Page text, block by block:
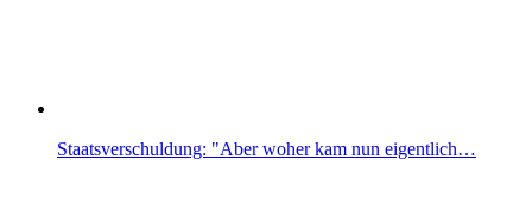
Staatsverschuldung: "Aber woher kam nun eigentlich…